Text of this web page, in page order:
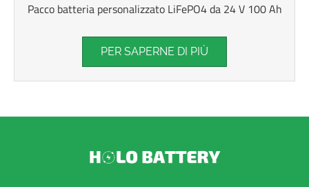
Pacco batteria personalizzato LiFePO4 da 24 V 100 Ah
PER SAPERNE DI PIÙ